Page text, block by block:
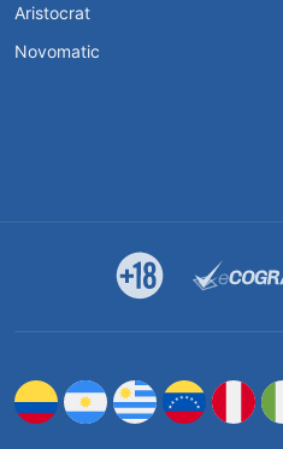
Aristocrat
Novomatic